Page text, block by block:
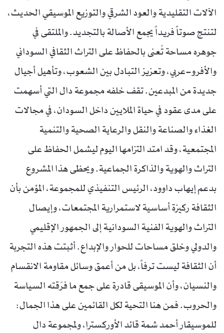
الآلات التقليدية والعود الشرقي والتوزيع الموسيقي الحديث،
لتنتج صوتاً فريداً يجمع الأصالة بالتجديد. والملتقى في
جوهره مساحة تُعنى بالحفاظ على التراث الثقافي السوداني
والأفرو-عربي، وتعزيز التبادل بين الشعوب، وتأهيل أجيال
جديدة من المبدعين. تقف خلفه مجموعة دال التي أسهمت
على مدى عقود في حياة الملايين داخل السودان، في مجالات
الغذاء والصناعة والنقل والرعاية الصحية والتنمية
المجتمعية، وقد امتد التزامها اليوم ليشمل الحفاظ على
التراث والهوية والذاكرة الجماعية. ويحظى هذا المشروع
بدعم إيهاب داوود، الرئيس التنفيذي للمجموعة، المؤمن بأن
الثقافة ركيزة أساسية لاستمرارية المجتمعات، وإيصال
التراث والهوية الفنية السودانية إلى الجمهور الإقليمي
والدولي وخلق مساحات للحوار والإبداع. أثبتت هذه التجربة
أن الثقافة ليست ترفاً، بل من أعمق وسائل مقاومة الانقسام
والنسيان، وأن الموسيقى قادرة على جمع ما فرّقته السياسة
والحروب. فمن هنا التحية لكل القائمين على هذا الجمال:
للموسيقار أحمد شمة قائد الأوركسترا، ولمجموعة دال